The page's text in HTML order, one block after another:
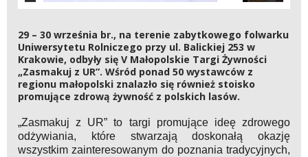
29 – 30 września br., na terenie zabytkowego folwarku
Uniwersytetu Rolniczego przy ul. Balickiej 253 w
Krakowie, odbyły się V Małopolskie Targi Żywności
„Zasmakuj z UR”. Wśród ponad 50 wystawców z
regionu małopolski znalazło się również stoisko
promujące zdrową żywność z polskich lasów.
„Zasmakuj z UR” to targi promujące ideę zdrowego
odżywiania, które stwarzają doskonałą okazję
wszystkim zainteresowanym do poznania tradycyjnych,